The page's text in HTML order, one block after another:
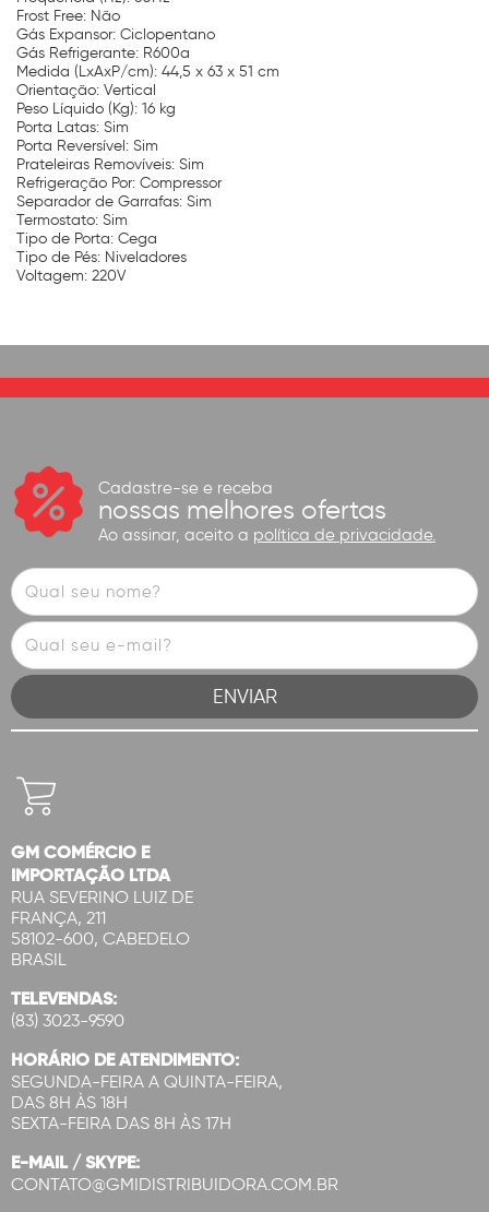
Frost Free: Não
Gás Expansor: Ciclopentano
Gás Refrigerante: R600a
Medida (LxAxP/cm): 44,5 x 63 x 51 cm
Orientação: Vertical
Peso Líquido (Kg): 16 kg
Porta Latas: Sim
Porta Reversível: Sim
Prateleiras Removíveis: Sim
Refrigeração Por: Compressor
Separador de Garrafas: Sim
Termostato: Sim
Tipo de Porta: Cega
Tipo de Pés: Niveladores
Voltagem: 220V
Cadastre-se e receba
nossas melhores ofertas
Ao assinar, aceito a política de privacidade.
GM COMÉRCIO E
IMPORTAÇÃO LTDA
RUA SEVERINO LUIZ DE
FRANÇA, 211
58102-600, CABEDELO
BRASIL
TELEVENDAS:
(83) 3023-9590
HORÁRIO DE ATENDIMENTO:
SEGUNDA-FEIRA A QUINTA-FEIRA,
DAS 8H ÀS 18H
SEXTA-FEIRA DAS 8H ÀS 17H
E-MAIL / SKYPE:
CONTATO@GMIDISTRIBUIDORA.COM.BR